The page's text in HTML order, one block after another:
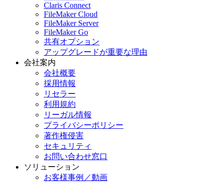
Claris Connect
FileMaker Cloud
FileMaker Server
FileMaker Go
共有オプション
アップグレードが重要な理由
会社案内
会社概要
採用情報
リセラー
利用規約
リーガル情報
プライバシーポリシー
著作権侵害
セキュリティ
お問い合わせ窓口
ソリューション
お客様事例／動画